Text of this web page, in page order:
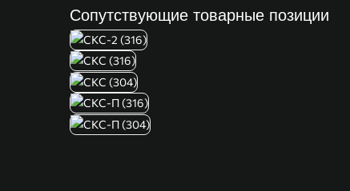
Сопутствующие товарные позиции